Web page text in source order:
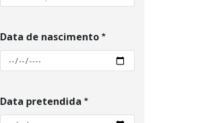
Data de nascimento
Data pretendida